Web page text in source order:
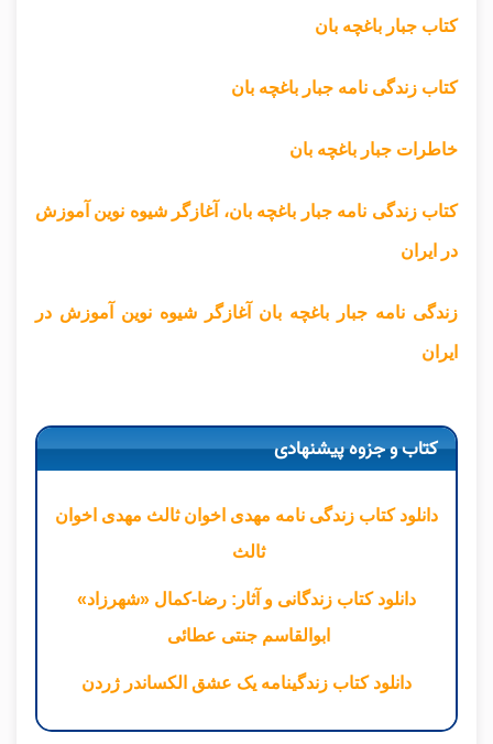
کتاب جبار باغچه بان
کتاب زندگی نامه جبار باغچه بان
خاطرات جبار باغچه بان
کتاب زندگی نامه جبار باغچه بان، آغازگر شیوه نوین آموزش
در ایران
زندگی نامه جبار باغچه بان آغازگر شیوه نوین آموزش در
ایران
کتاب و جزوه پیشنهادی
دانلود کتاب زندگی نامه مهدی اخوان ثالث مهدی اخوان
ثالث
دانلود کتاب زندگانی و آثار: رضا-کمال «شهرزاد»
ابوالقاسم جنتی عطائی
دانلود کتاب زندگینامه یک عشق الکساندر ژردن